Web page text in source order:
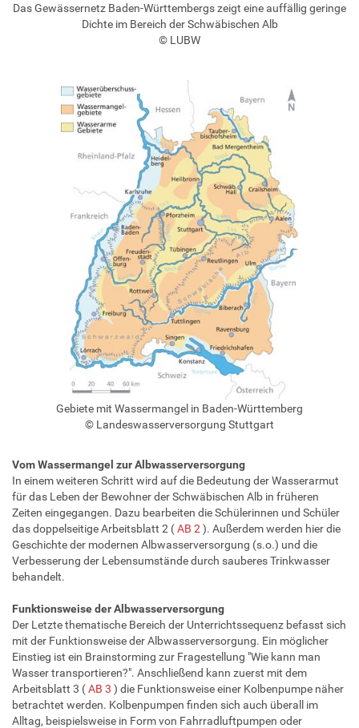
Das Gewässernetz Baden-Württembergs zeigt eine auffällig geringe
Dichte im Bereich der Schwäbischen Alb
© LUBW
Gebiete mit Wassermangel in Baden-Württemberg
© Landeswasserversorgung Stuttgart
Vom Wassermangel zur Albwasserversorgung
In einem weiteren Schritt wird auf die Bedeutung der Wasserarmut
für das Leben der Bewohner der Schwäbischen Alb in früheren
Zeiten eingegangen. Dazu bearbeiten die Schülerinnen und Schüler
das doppelseitige Arbeitsblatt 2 (AB 2 ). Außerdem werden hier die
Geschichte der modernen Albwasserversorgung (s.o.) und die
Verbesserung der Lebensumstände durch sauberes Trinkwasser
behandelt.
Funktionsweise der Albwasserversorgung
Der Letzte thematische Bereich der Unterrichtssequenz befasst sich
mit der Funktionsweise der Albwasserversorgung. Ein möglicher
Einstieg ist ein Brainstorming zur Fragestellung "Wie kann man
Wasser transportieren?". Anschließend kann zuerst mit dem
Arbeitsblatt 3 (AB 3 ) die Funktionsweise einer Kolbenpumpe näher
betrachtet werden. Kolbenpumpen finden sich auch überall im
Alltag, beispielsweise in Form von Fahrradluftpumpen oder